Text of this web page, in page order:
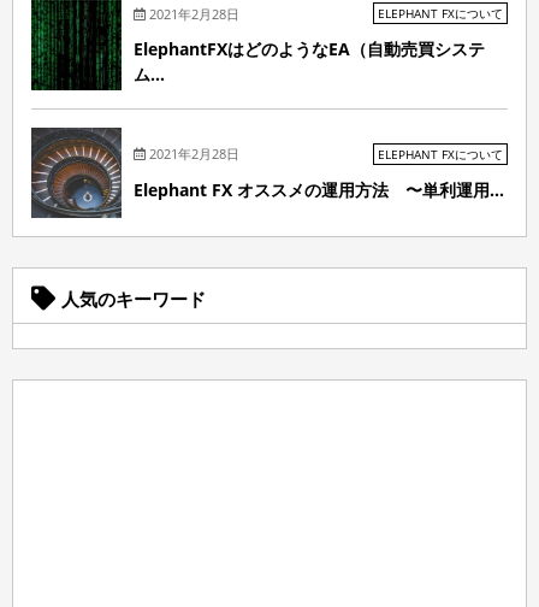
2021年2月28日 ELEPHANT FXについて
ElephantFXはどのようなEA（自動売買システ
ム...
2021年2月28日 ELEPHANT FXについて
Elephant FX オススメの運用方法 〜単利運用...
人気のキーワード